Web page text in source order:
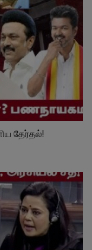
தேர்தல்!